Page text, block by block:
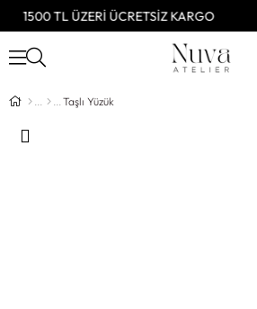
1500 TL ÜZERİ ÜCRETSİZ KARGO
Taşlı Yüzük